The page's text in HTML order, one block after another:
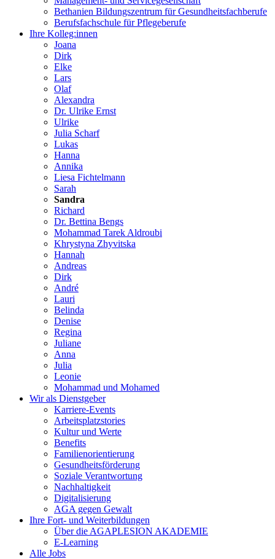
Bethanien Bildungszentrum für Gesundheitsfachberufe
Berufsfachschule für Pflegeberufe
Ihre Kolleg:innen
Joana
Dirk
Elke
Lars
Olaf
Alexandra
Dr. Ulrike Ernst
Ulrike
Julia Scharf
Lukas
Hanna
Annika
Liesa Fichtelmann
Sarah
Sandra
Richard
Dr. Bettina Bengs
Mohammad Tarek Aldroubi
Khrystyna Zhyvitska
Hannah
Andreas
Dirk
André
Lauri
Belinda
Denise
Regina
Juliane
Anna
Julia
Leonie
Mohammad und Mohamed
Wir als Dienstgeber
Karriere-Events
Arbeitsplatzstories
Kultur und Werte
Benefits
Familien­orientierung
Gesundheits­förderung
Soziale Verantwortung
Nachhaltigkeit
Digitalisierung
AGA gegen Gewalt
Ihre Fort- und Weiterbildungen
Über die AGAPLESION AKADEMIE
E-Learning
Alle Jobs